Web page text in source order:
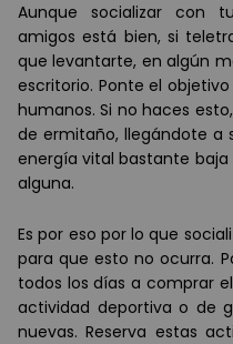
Aunque socializar con
amigos está bien, si
que levantarte, en algún
escritorio. Ponte el
humanos. Si no haces
de ermitaño, llegándote a
energía vital bastante
alguna.
Es por eso por lo que
para que esto no ocurra.
todos los días a comprar
actividad deportiva o de
nuevas. Reserva estas